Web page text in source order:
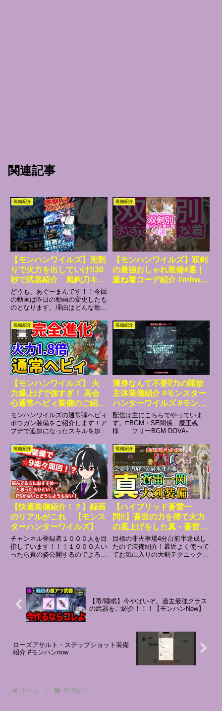
関連記事
装備紹介
【モンハンワイルズ】兜割
りで火力を出していけ!!30
秒で武器紹介 風鉤刀キリ
バミ編 #ゲーム実況
#gameshorts #gaming #
モンハン #モンスターハン
ター#ワイルズ太刀#生産武
器
どうも、あぐーまんです！！今回
の動画は昨日の動画の変更したも
のとなります。理由はどんな動画
するためです!!モンスターハンタ
ーワイルズをメインに、毎日ショ
ート更新中！このチャンネルで
は、「生産武器だって使ってほ
し...
装備紹介
【モンハンワイルズ】双剣
の最強おしゃれ装備4選｜
重ね着コーデ紹介 #mhws
装備紹介
【モンハンワイルズ】 火
力爆上げで強すぎ！ 高会
心通常ヘビィ装備のご紹
介！
モンハンワイルズの通常弾ヘビィ
ボウガン装備をご紹介します！ア
プデで追加になったスキルを加え
尽蔵スキルも採用していますので
高会心率を維持しながら狩ること
ができます。【再生リスト】
00:00 装備紹介05:54 実...
装備紹介
渾身なんて不要⁉力の開放
主体装備紹介 #モンスター
ハンターワイルズ #モンハ
ンワイルズ #ゲーム実況 #
ワイルズ #モンハン #装備
紹介 #歴戦王アルシュベル
ド #チャレンジクエスト #
ランス
配信は主にこちらでやっていま
す。□BGM・SE関係 魔王魂
様 フリーBGM DOVA-
OBS Studio □動画編集ソフト
Aviutl Davinci Resolve17 フォル
テ【 】
装備紹介
【快適装備紹介！？】録画
のリアルがこれ 【モンス
ターハンターワイルズ】
チャンネル登録者１０００人を目
指しています！！！１０００人い
ったら真の姿公開するのでよろし
おりますので、ご安心を！☆★参
加される方は必ずコメント欄に
★☆...
装備紹介
【ハイブリッド蒼雷一
閃‼️】蒼世の力を得て火力
の底上げをした真・蒼雷一
閃大剣が強いので装備紹
介！！フリチャレ王トゥナ
実戦付き【モンハンワイル
目標の非火事場4分台前半達成し
たので装備紹介！最近よく使って
てお気に入りの大剣テクニック解
【毒/睡眠】今やばいぞ。過去最強クラス
の武器をご紹介！！！【モンハンNow】
ローズアサルト・ステップショット装備
紹介 #モンハンnow
ホーム 装備紹介